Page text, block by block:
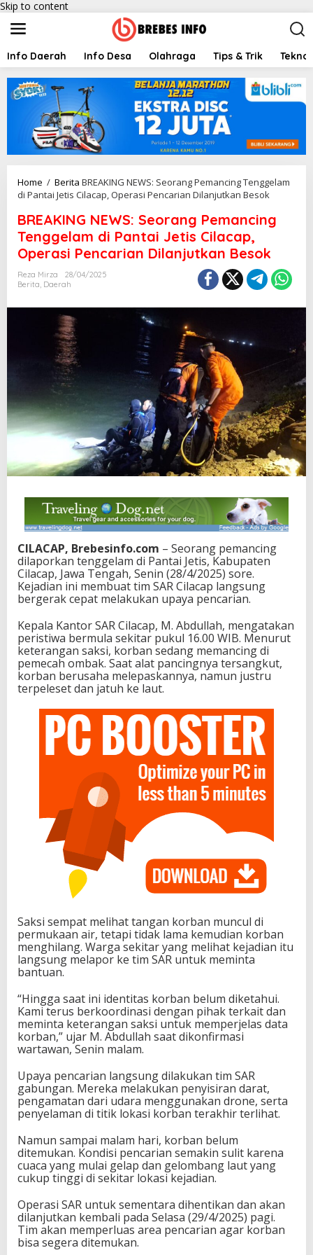
Skip to content
Info Daerah Info Desa Olahraga Tips & Trik
Home / Berita BREAKING NEWS: Seorang Pemancing Tenggelam
di Pantai Jetis Cilacap, Operasi Pencarian Dilanjutkan Besok
BREAKING NEWS: Seorang Pemancing
Tenggelam di Pantai Jetis Cilacap,
Operasi Pencarian Dilanjutkan Besok
Reza Mirza
28/04/2025
Berita, Daerah
CILACAP, Brebesinfo.com – Seorang pemancing
dilaporkan tenggelam di Pantai Jetis, Kabupaten
Cilacap, Jawa Tengah, Senin (28/4/2025) sore.
Kejadian ini membuat tim SAR Cilacap langsung
bergerak cepat melakukan upaya pencarian.
Kepala Kantor SAR Cilacap, M. Abdullah, mengatakan
peristiwa bermula sekitar pukul 16.00 WIB. Menurut
keterangan saksi, korban sedang memancing di
pemecah ombak. Saat alat pancingnya tersangkut,
korban berusaha melepaskannya, namun justru
terpeleset dan jatuh ke laut.
Saksi sempat melihat tangan korban muncul di
permukaan air, tetapi tidak lama kemudian korban
menghilang. Warga sekitar yang melihat kejadian itu
langsung melapor ke tim SAR untuk meminta
bantuan.
“Hingga saat ini identitas korban belum diketahui.
Kami terus berkoordinasi dengan pihak terkait dan
meminta keterangan saksi untuk memperjelas data
korban,” ujar M. Abdullah saat dikonfirmasi
wartawan, Senin malam.
Upaya pencarian langsung dilakukan tim SAR
gabungan. Mereka melakukan penyisiran darat,
pengamatan dari udara menggunakan drone, serta
penyelaman di titik lokasi korban terakhir terlihat.
Namun sampai malam hari, korban belum
ditemukan. Kondisi pencarian semakin sulit karena
cuaca yang mulai gelap dan gelombang laut yang
cukup tinggi di sekitar lokasi kejadian.
Operasi SAR untuk sementara dihentikan dan akan
dilanjutkan kembali pada Selasa (29/4/2025) pagi.
Tim akan memperluas area pencarian agar korban
bisa segera ditemukan.